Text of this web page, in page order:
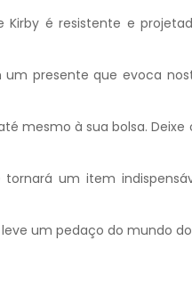
é resistente e
presente que evoca
mesmo à sua bolsa.
um item
um pedaço do mundo